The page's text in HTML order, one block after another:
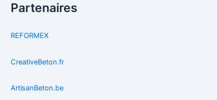
Partenaires
REFORMEX
CreativeBeton.fr
ArtisanBeton.be